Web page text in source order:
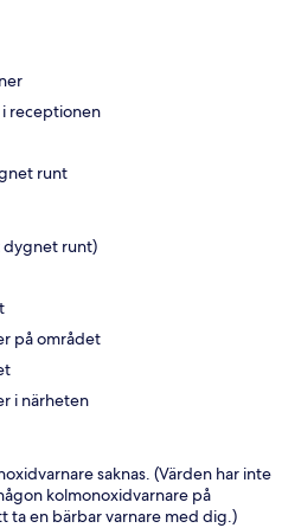
receptionen
runt
dygnet runt)
på området
i närheten
saknas. (Värden har inte
kolmonoxidvarnare på
ta en bärbar varnare med dig.)